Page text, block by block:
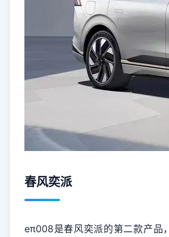
春风奕派
eπ008是春风奕派的第二款产品